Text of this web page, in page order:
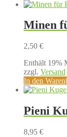
Minen
2,50 €
Enthält 19%
zzgl. Versand
In den
Pieni
8,95 €